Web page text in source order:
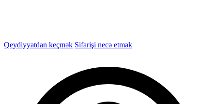
Qeydiyyatdan keçmək Sifarişi necə etmək